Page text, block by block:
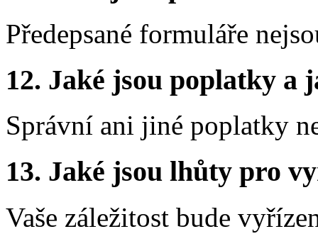
Předepsané formuláře
12. Jaké jsou poplatky a
Správní ani jiné poplatky
13. Jaké jsou lhůty pro
Vaše záležitost bude